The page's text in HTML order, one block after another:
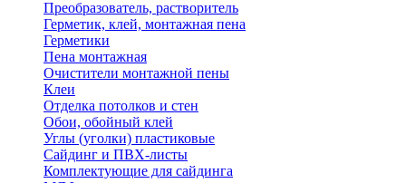
Преобразователь, растворитель
Герметик, клей, монтажная пена
Герметики
Пена монтажная
Очистители монтажной пены
Клеи
Отделка потолков и стен
Обои, обойный клей
Углы (уголки) пластиковые
Сайдинг и ПВХ-листы
Комплектующие для сайдинга